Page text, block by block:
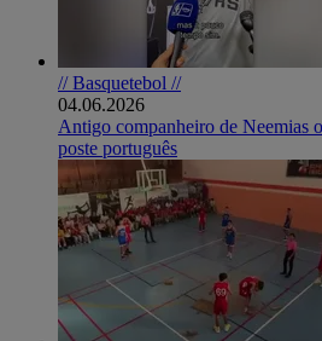
// Basquetebol //
04.06.2026
Antigo companheiro de Neemias
poste português